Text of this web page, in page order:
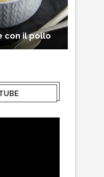
con il pollo